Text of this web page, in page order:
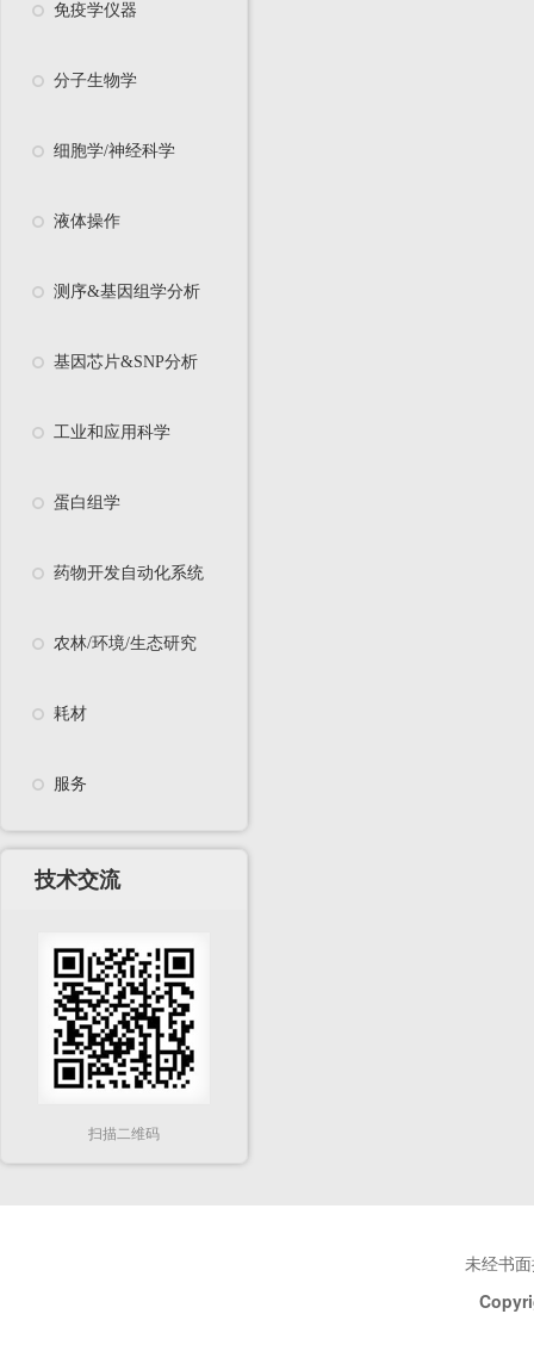
免疫学仪器
分子生物学
细胞学/神经科学
液体操作
测序&基因组学分析
基因芯片&SNP分析
工业和应用科学
蛋白组学
药物开发自动化系统
农林/环境/生态研究
耗材
服务
技术交流
扫描二维码
未经书